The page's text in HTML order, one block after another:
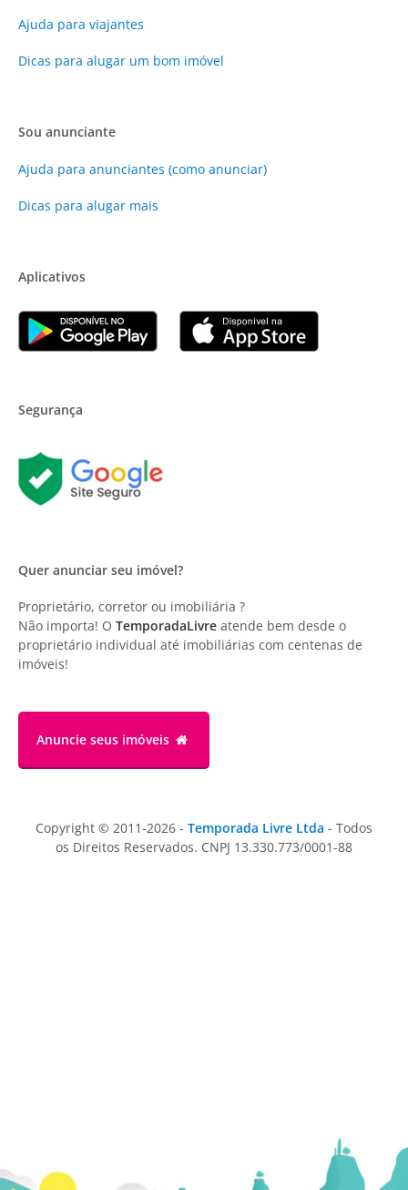
Ajuda para viajantes
Dicas para alugar um bom imóvel
Sou anunciante
Ajuda para anunciantes (como anunciar)
Dicas para alugar mais
Aplicativos
Segurança
Quer anunciar seu imóvel?
Proprietário, corretor ou imobiliária ?
Não importa! O TemporadaLivre atende bem desde o
proprietário individual até imobiliárias com centenas de
imóveis!
Anuncie seus imóveis
Copyright © 2011-2026 - Temporada Livre Ltda - Todos
os Direitos Reservados. CNPJ 13.330.773/0001-88